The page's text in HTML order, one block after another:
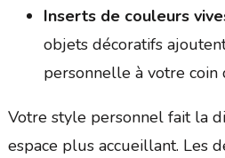
Inserts de couleurs
objets décoratifs
personnelle à votre coin
Votre style personnel fait la
espace plus accueillant. Les